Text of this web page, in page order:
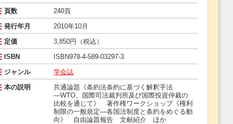
頁数
240頁
発行年月
2010年10月
定価
3,850円（税込）
ISBN
ISBN978-4-589-03297-3
ジャンル
学会誌
本の説明
共通論題《条約法条約に基づく解釈手法
―WTO、国際司法裁判所及び国際投資仲裁の
比較を通じて》 著作権ワークショップ《権利
制限の一般規定―各国法制度と条約をめぐる動
向》 自由論題報告 文献紹介 ほか